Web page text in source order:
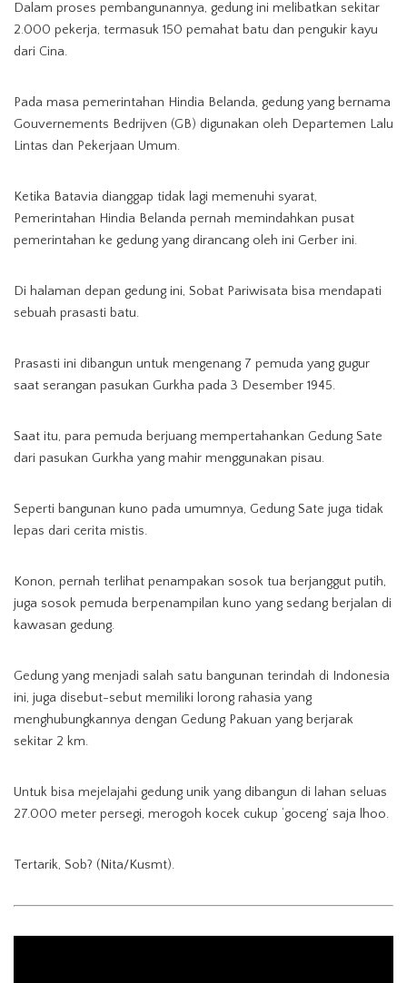
Dalam proses pembangunannya, gedung ini melibatkan sekitar
2.000 pekerja, termasuk 150 pemahat batu dan pengukir kayu
dari Cina.
Pada masa pemerintahan Hindia Belanda, gedung yang bernama
Gouvernements Bedrijven (GB) digunakan oleh Departemen Lalu
Lintas dan Pekerjaan Umum.
Ketika Batavia dianggap tidak lagi memenuhi syarat,
Pemerintahan Hindia Belanda pernah memindahkan pusat
pemerintahan ke gedung yang dirancang oleh ini Gerber ini.
Di halaman depan gedung ini, Sobat Pariwisata bisa mendapati
sebuah prasasti batu.
Prasasti ini dibangun untuk mengenang 7 pemuda yang gugur
saat serangan pasukan Gurkha pada 3 Desember 1945.
Saat itu, para pemuda berjuang mempertahankan Gedung Sate
dari pasukan Gurkha yang mahir menggunakan pisau.
Seperti bangunan kuno pada umumnya, Gedung Sate juga tidak
lepas dari cerita mistis.
Konon, pernah terlihat penampakan sosok tua berjanggut putih,
juga sosok pemuda berpenampilan kuno yang sedang berjalan di
kawasan gedung.
Gedung yang menjadi salah satu bangunan terindah di Indonesia
ini, juga disebut-sebut memiliki lorong rahasia yang
menghubungkannya dengan Gedung Pakuan yang berjarak
sekitar 2 km.
Untuk bisa mejelajahi gedung unik yang dibangun di lahan seluas
27.000 meter persegi, merogoh kocek cukup ‘goceng’ saja lhoo.
Tertarik, Sob? (Nita/Kusmt).